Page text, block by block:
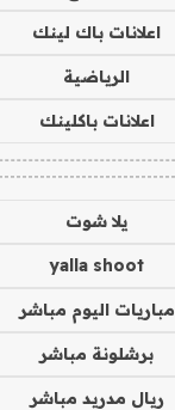
اعلانات باك لينك
الرياضية
اعلانات باكلينك
يلا شوت
yalla shoot
مباريات اليوم مباشر
برشلونة مباشر
ريال مدريد مباشر